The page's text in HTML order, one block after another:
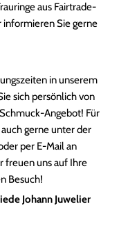
aus Fairtrade-
informieren Sie gerne
in unserem
sich persönlich von
Angebot! Für
gerne unter der
per E-Mail an
freuen uns auf Ihre
Besuch!
Johann Juwelier